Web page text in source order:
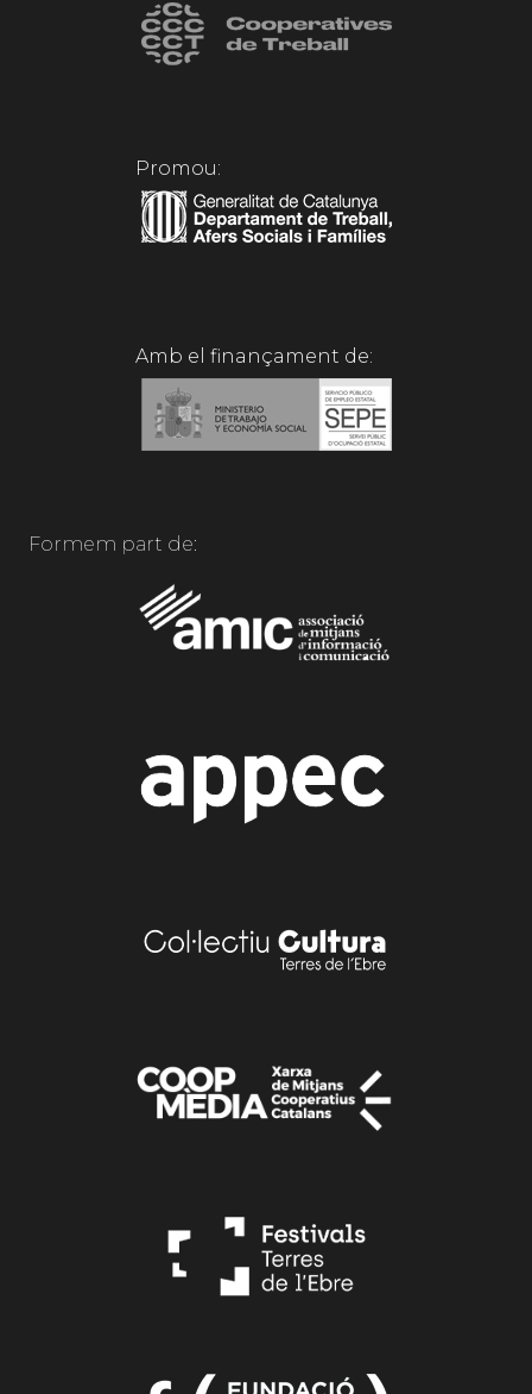
Promou:
Amb el finançament de:
Formem part de: